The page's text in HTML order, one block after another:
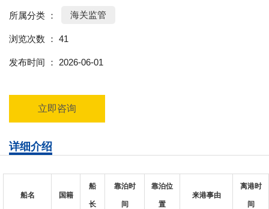
所属分类 ： 海关监管
浏览次数 ： 41
发布时间 ： 2026-06-01
立即咨询
详细介绍
船名 国籍
船
长
靠泊时
间
靠泊位
置
来港事由
离港时
间